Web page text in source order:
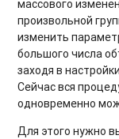
массового
произвольной
изменить
большого числа
заходя в
Сейчас вся
одновременно
Для этого нужно